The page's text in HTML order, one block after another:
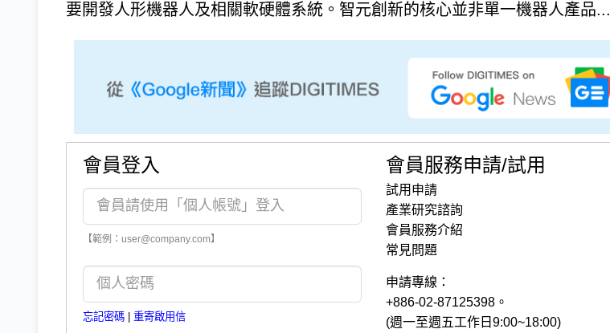
要開發人形機器人及相關軟硬體系統。智元創新的核心並非單一機器人產品...
會員登入
【範例：user@company.com】
忘記密碼 重寄啟用信
會員服務申請/試用
試用申請
產業研究諮詢
會員服務介紹
常見問題
申請專線：
+886-02-87125398。
(週一至週五工作日9:00~18:00)